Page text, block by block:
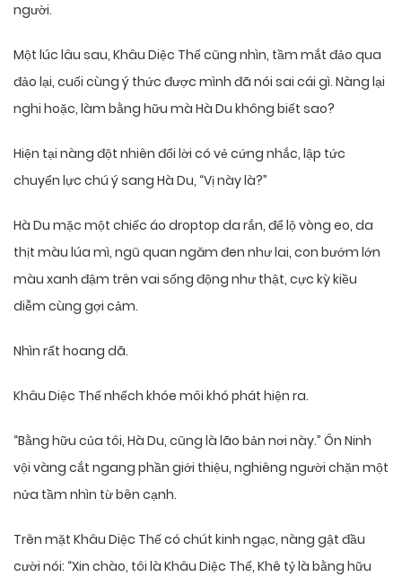
người.
Một lúc lâu sau, Khâu Diệc Thế cũng nhìn, tầm mắt đảo qua
đảo lại, cuối cùng ý thức được mình đã nói sai cái gì. Nàng lại
nghi hoặc, làm bằng hữu mà Hà Du không biết sao?
Hiện tại nàng đột nhiên đổi lời có vẻ cứng nhắc, lập tức
chuyển lực chú ý sang Hà Du, “Vị này là?”
Hà Du mặc một chiếc áo droptop da rắn, để lộ vòng eo, da
thịt màu lúa mì, ngũ quan ngăm đen như lai, con bướm lớn
màu xanh đậm trên vai sống động như thật, cực kỳ kiều
diễm cùng gợi cảm.
Nhìn rất hoang dã.
Khâu Diệc Thế nhếch khóe môi khó phát hiện ra.
“Bằng hữu của tôi, Hà Du, cũng là lão bản nơi này.” Ôn Ninh
vội vàng cắt ngang phần giới thiệu, nghiêng người chặn một
nửa tầm nhìn từ bên cạnh.
Trên mặt Khâu Diệc Thế có chút kinh ngạc, nàng gật đầu
cười nói: “Xin chào, tôi là Khâu Diệc Thế, Khê tỷ là bằng hữu